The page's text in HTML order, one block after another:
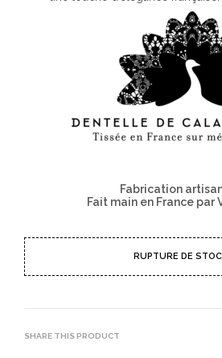
Fabrication
Fait main en France par
RUPTURE DE
SHARE THIS PRODUCT